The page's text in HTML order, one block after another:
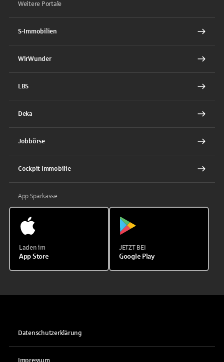
Weitere Portale
S-Immobilien
WirWunder
LBS
Deka
Jobbörse
Cockpit Immobilie
App Sparkasse
Laden im
App Store
JETZT BEI
Google Play
Datenschutzerklärung
Impressum